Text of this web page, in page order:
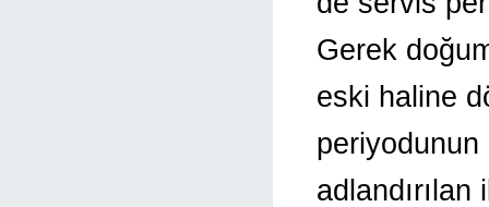
Gerek
eski haline
periyodunun